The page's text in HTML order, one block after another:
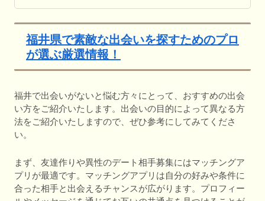
福井県で素敵な出会いを探すためのプロ
が選ぶ厳選情報！
福井で出会いがないと悩む方々にとって、おすすめの出会
い方をご紹介いたします。出会いの目的によって異なる方
法をご紹介いたしますので、ぜひ参考にしてみてくださ
い。
まず、友達作りや異性のデート相手募集にはマッチングア
プリが最適です。マッチングアプリは自分の好みや条件に
合った相手と出会えるチャンスが広がります。プロフィー